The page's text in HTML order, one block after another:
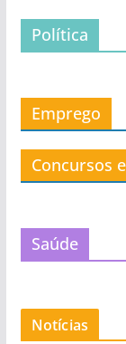
Política
Emprego
Concursos
Saúde
Notícias